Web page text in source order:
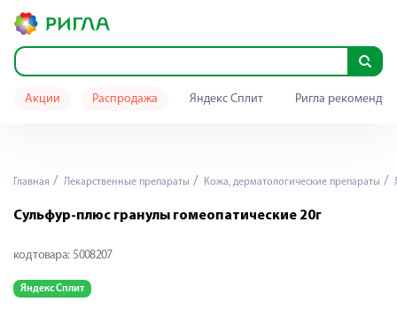
Акции Распродажа Яндекс Сплит Ригла
Главная Лекарственные препараты Кожа, дерматологические препараты
Сульфур-плюс гранулы гомеопатические 20г
код товара: 5008207
Яндекс Сплит